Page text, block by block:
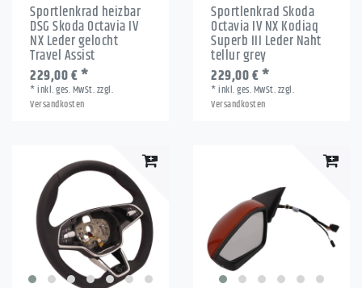
Sportlenkrad heizbar
DSG Skoda Octavia IV
NX Leder gelocht
Travel Assist
229,00 € *
*inkl. ges. MwSt.zzgl.
Versandkosten
Sportlenkrad Skoda
Octavia IV NX Kodiaq
Superb III Leder Naht
tellur grey
229,00 € *
*inkl. ges. MwSt.zzgl.
Versandkosten